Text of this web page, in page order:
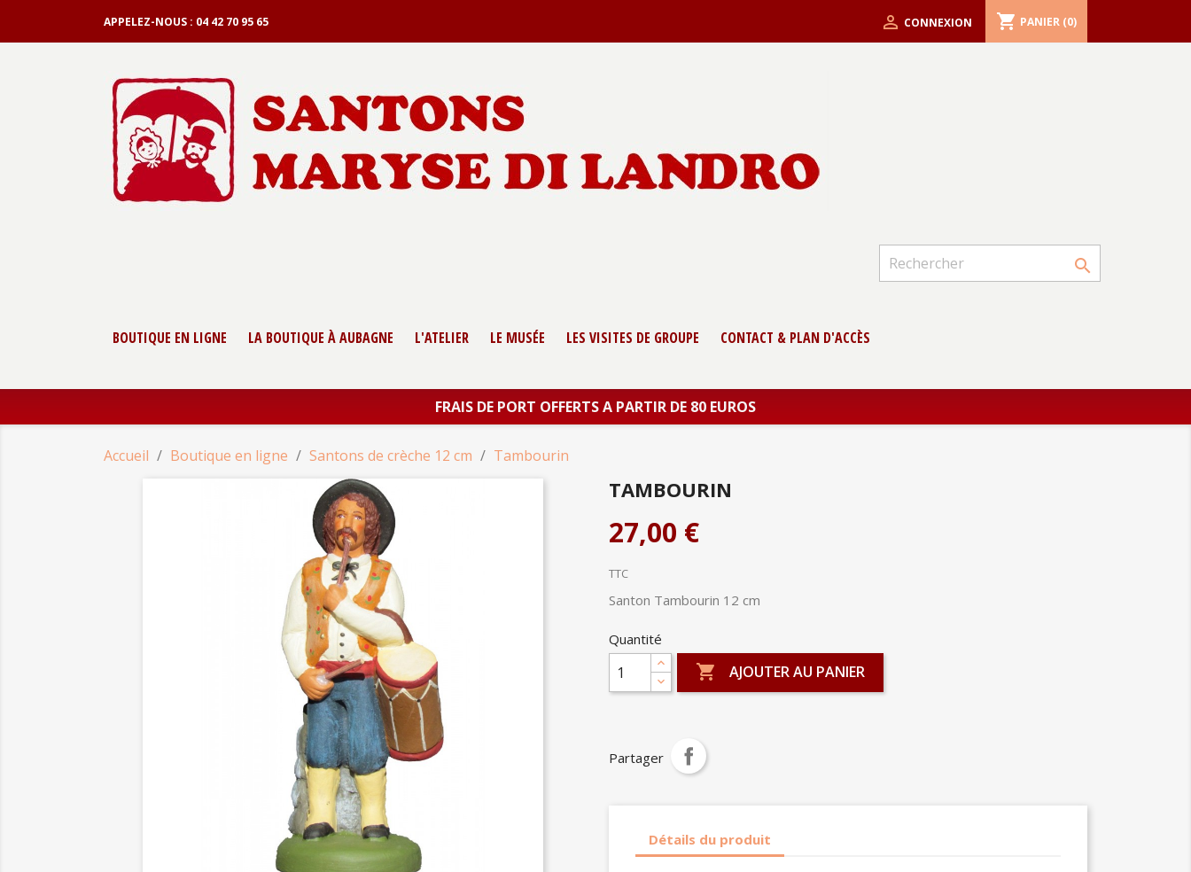
APPELEZ-NOUS : 04 42 70 95 65  CONNEXION shopping_cart PANIER (0)

BOUTIQUE EN LIGNE LA BOUTIQUE À AUBAGNE L'ATELIER LE MUSÉE LES VISITES DE GROUPE CONTACT & PLAN D'ACCÈS
FRAIS DE PORT OFFERTS A PARTIR DE 80 EUROS
Accueil Boutique en ligne Santons de crèche 12 cm Tambourin
TAMBOURIN
27,00 €
TTC
Santon Tambourin 12 cm
Quantité
 AJOUTER AU PANIER
Partager
Détails du produit